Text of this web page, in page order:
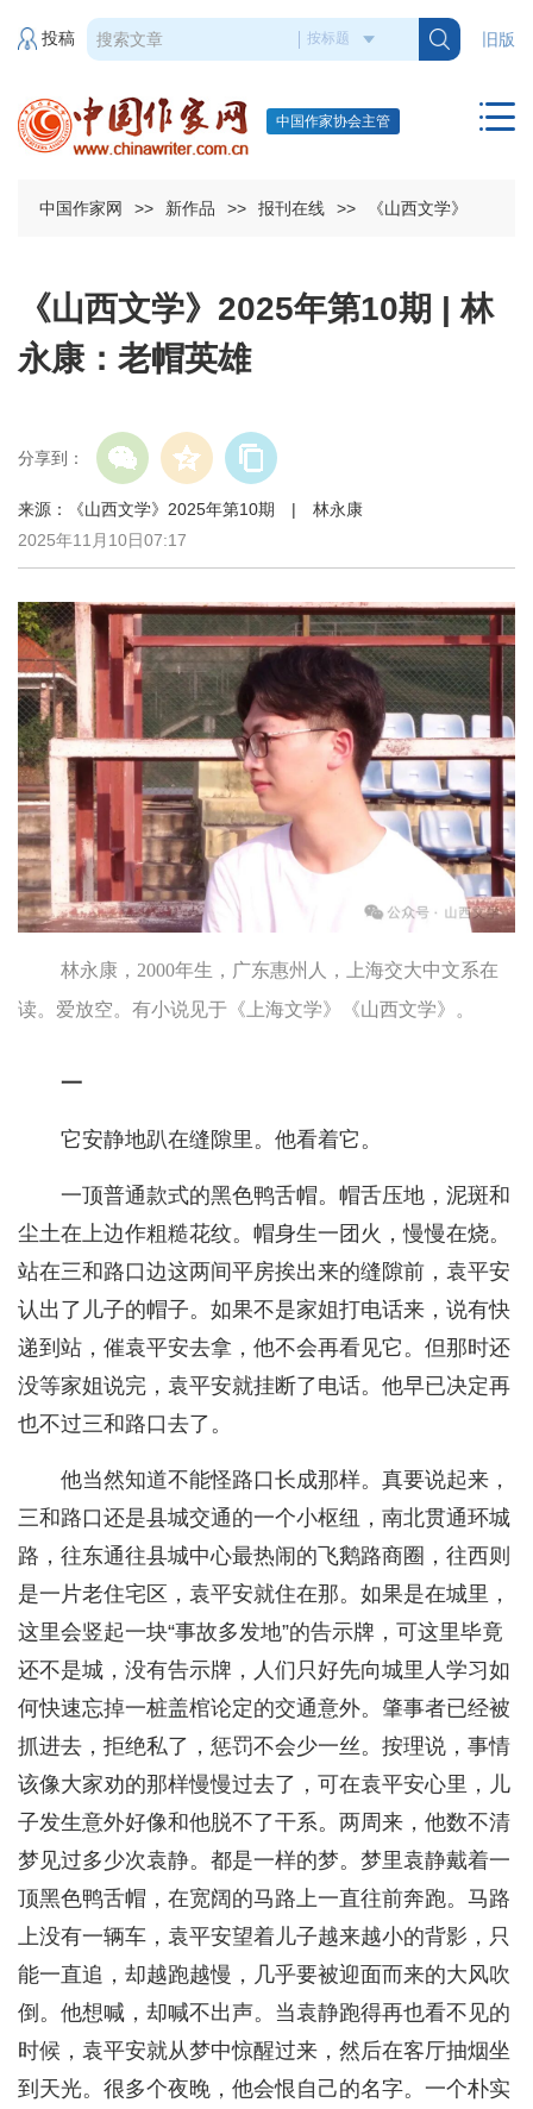
旧版
投稿
中国作家协会主管
中国作家网 >> 新作品 >> 报刊在线 >> 《山西文学》
《山西文学》2025年第10期 | 林
永康：老帽英雄
分享到：
来源：《山西文学》2025年第10期 | 林永康
2025年11月10日07:17
林永康，2000年生，广东惠州人，上海交大中文系在
读。爱放空。有小说见于《上海文学》《山西文学》。
一
它安静地趴在缝隙里。他看着它。
一顶普通款式的黑色鸭舌帽。帽舌压地，泥斑和
尘土在上边作粗糙花纹。帽身生一团火，慢慢在烧。
站在三和路口边这两间平房挨出来的缝隙前，袁平安
认出了儿子的帽子。如果不是家姐打电话来，说有快
递到站，催袁平安去拿，他不会再看见它。但那时还
没等家姐说完，袁平安就挂断了电话。他早已决定再
也不过三和路口去了。
他当然知道不能怪路口长成那样。真要说起来，
三和路口还是县城交通的一个小枢纽，南北贯通环城
路，往东通往县城中心最热闹的飞鹅路商圈，往西则
是一片老住宅区，袁平安就住在那。如果是在城里，
这里会竖起一块“事故多发地”的告示牌，可这里毕竟
还不是城，没有告示牌，人们只好先向城里人学习如
何快速忘掉一桩盖棺论定的交通意外。肇事者已经被
抓进去，拒绝私了，惩罚不会少一丝。按理说，事情
该像大家劝的那样慢慢过去了，可在袁平安心里，儿
子发生意外好像和他脱不了干系。两周来，他数不清
梦见过多少次袁静。都是一样的梦。梦里袁静戴着一
顶黑色鸭舌帽，在宽阔的马路上一直往前奔跑。马路
上没有一辆车，袁平安望着儿子越来越小的背影，只
能一直追，却越跑越慢，几乎要被迎面而来的大风吹
倒。他想喊，却喊不出声。当袁静跑得再也看不见的
时候，袁平安就从梦中惊醒过来，然后在客厅抽烟坐
到天光。很多个夜晚，他会恨自己的名字。一个朴实